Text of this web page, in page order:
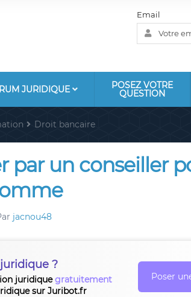
Email
JURIDIQUE POSEZ VOTRE
QUESTION
Droit bancaire
par un conseiller
jacnou48
?
juridiquegratuitement
sur Juribot.fr
Poser